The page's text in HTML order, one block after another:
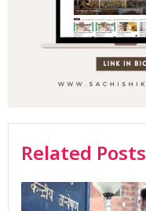
Related Posts